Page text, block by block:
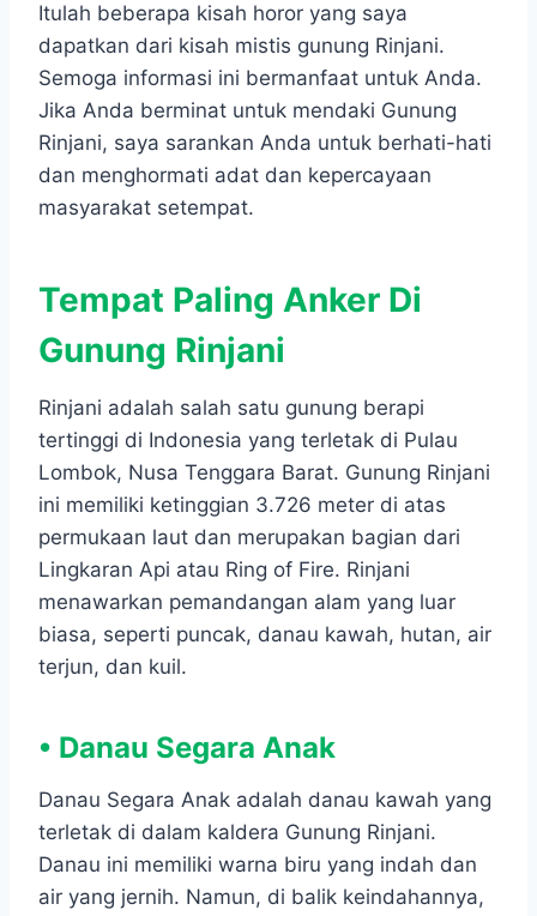
Itulah beberapa kisah horor yang saya
dapatkan dari kisah mistis gunung Rinjani.
Semoga informasi ini bermanfaat untuk Anda.
Jika Anda berminat untuk mendaki Gunung
Rinjani, saya sarankan Anda untuk berhati-hati
dan menghormati adat dan kepercayaan
masyarakat setempat.
Tempat Paling Anker Di
Gunung Rinjani
Rinjani adalah salah satu gunung berapi
tertinggi di Indonesia yang terletak di Pulau
Lombok, Nusa Tenggara Barat. Gunung Rinjani
ini memiliki ketinggian 3.726 meter di atas
permukaan laut dan merupakan bagian dari
Lingkaran Api atau Ring of Fire. Rinjani
menawarkan pemandangan alam yang luar
biasa, seperti puncak, danau kawah, hutan, air
terjun, dan kuil.
• Danau Segara Anak
Danau Segara Anak adalah danau kawah yang
terletak di dalam kaldera Gunung Rinjani.
Danau ini memiliki warna biru yang indah dan
air yang jernih. Namun, di balik keindahannya,